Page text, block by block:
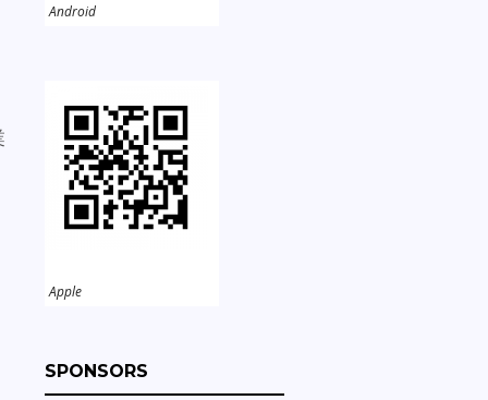
Android
Apple
SPONSORS